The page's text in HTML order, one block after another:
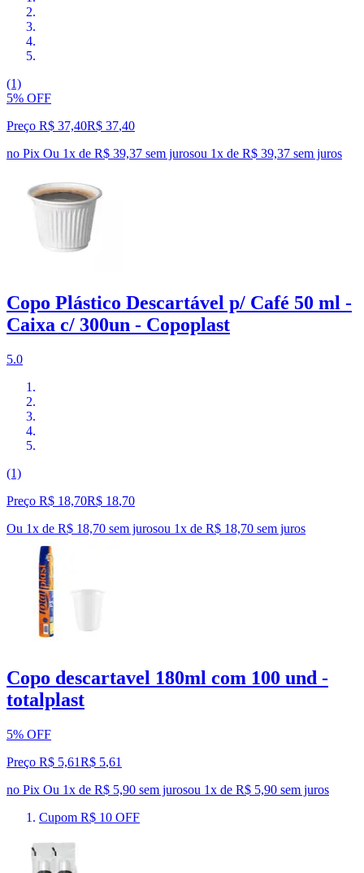
(1)
5% OFF
Preço R$ 37,40R$ 37,40
no Pix Ou 1x de R$ 39,37 sem jurosou 1x de R$ 39,37 sem juros
Copo Plástico Descartável p/ Café 50 ml -
Caixa c/ 300un - Copoplast
5.0
(1)
Preço R$ 18,70R$ 18,70
Ou 1x de R$ 18,70 sem jurosou 1x de R$ 18,70 sem juros
Copo descartavel 180ml com 100 und -
totalplast
5% OFF
Preço R$ 5,61R$ 5,61
no Pix Ou 1x de R$ 5,90 sem jurosou 1x de R$ 5,90 sem juros
Cupom R$ 10 OFF